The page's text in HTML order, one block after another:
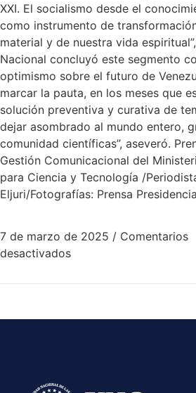
XXI. El socialismo desde el
como instrumento de
material y de nuestra vida
Nacional concluyó este segmento
optimismo sobre el futuro de
marcar la pauta, en los meses que
solución preventiva y curativa de
dejar asombrado al mundo entero,
comunidad científicas”, aseveró.
Gestión Comunicacional del
para Ciencia y Tecnología /
Eljuri/Fotografías: Prensa
7 de marzo de 2025 / Comentarios
desactivados